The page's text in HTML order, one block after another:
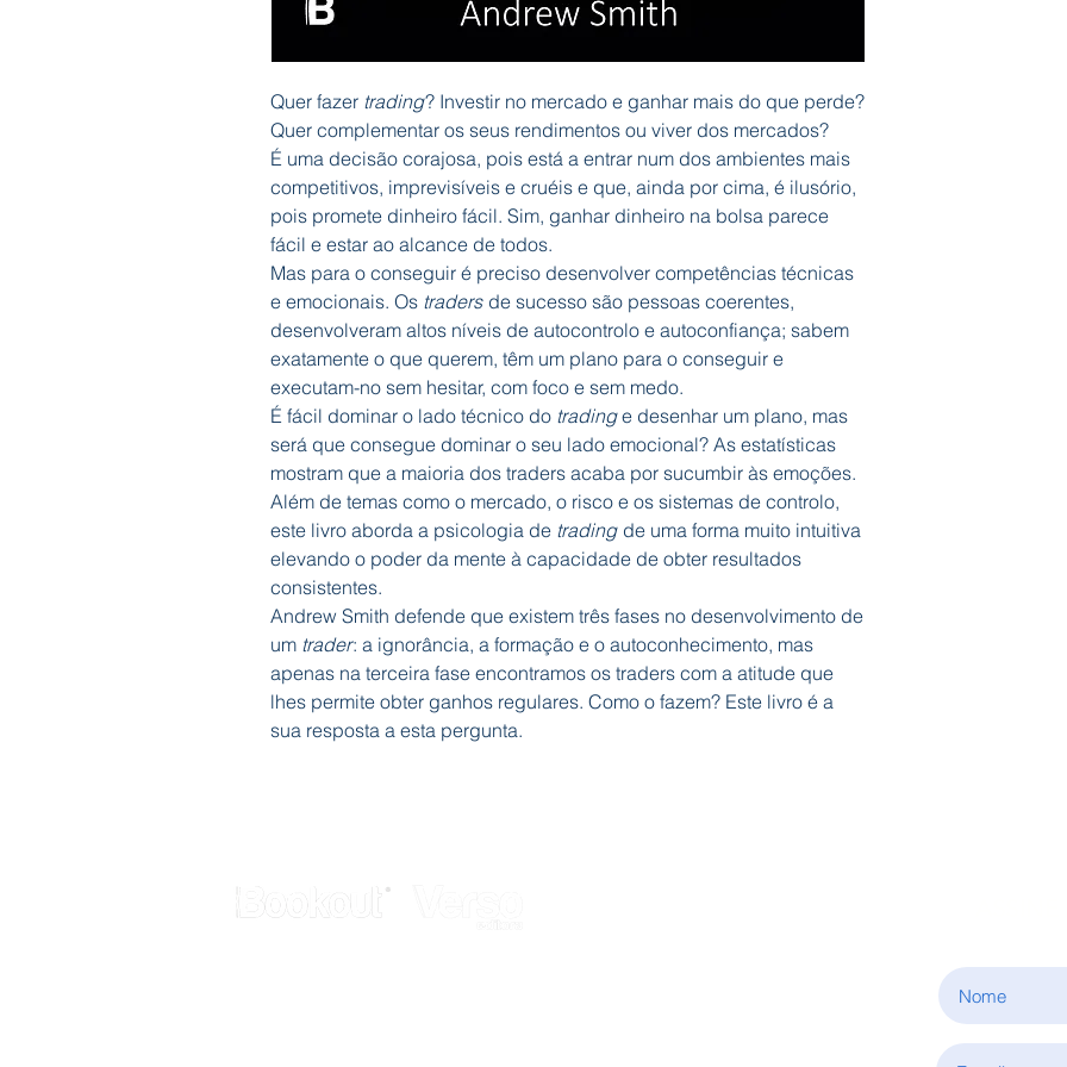
Quer fazer trading? Investir no mercado e ganhar mais do que perde?
Quer complementar os seus rendimentos ou viver dos mercados?
É uma decisão corajosa, pois está a entrar num dos ambientes mais
competitivos, imprevisíveis e cruéis e que, ainda por cima, é ilusório,
pois promete dinheiro fácil. Sim, ganhar dinheiro na bolsa parece
fácil e estar ao alcance de todos.
Mas para o conseguir é preciso desenvolver competências técnicas
e emocionais. Os traders de sucesso são pessoas coerentes,
desenvolveram altos níveis de autocontrolo e autoconfiança; sabem
exatamente o que querem, têm um plano para o conseguir e
executam-no sem hesitar, com foco e sem medo.
É fácil dominar o lado técnico do tradinge desenhar um plano, mas
será que consegue dominar o seu lado emocional? As estatísticas
mostram que a maioria dos traders acaba por sucumbir às emoções.
Além de temas como o mercado, o risco e os sistemas de controlo,
este livro aborda a psicologia de trading de uma forma muito intuitiva
elevando o poder da mente à capacidade de obter resultados
consistentes.
Andrew Smith defende que existem três fases no desenvolvimento de
um trader: a ignorância, a formação e o autoconhecimento, mas
apenas na terceira fase encontramos os traders com a atitude que
lhes permite obter ganhos regulares. Como o fazem? Este livro é a
sua resposta a esta pergunta.